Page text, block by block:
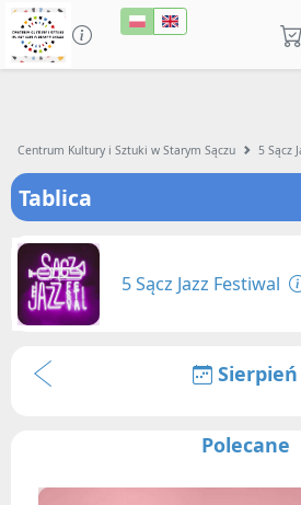
Centrum Kultury i Sztuki w Starym Sączu 5 Sącz
Tablica
5 Sącz Jazz Festiwal
Sierpień
Polecane